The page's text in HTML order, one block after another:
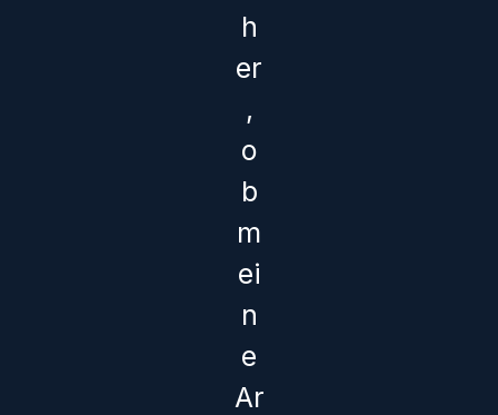
h
er
,
o
b
m
ei
n
e
Ar